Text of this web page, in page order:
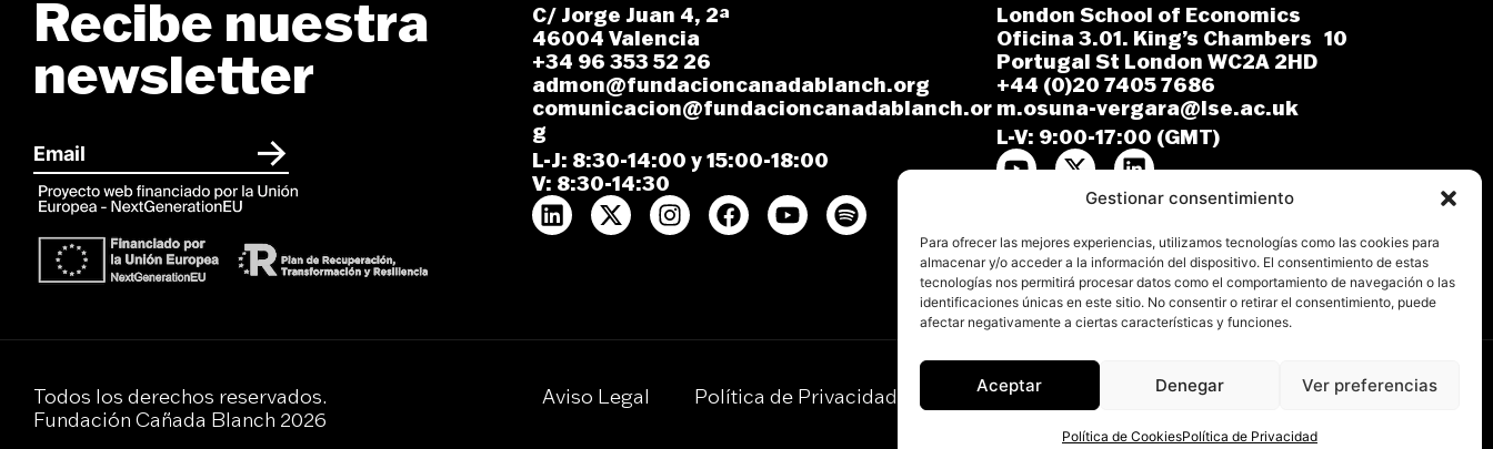
Gestionar consentimiento
Para ofrecer las mejores experiencias, utilizamos tecnologías como las cookies para
almacenar y/o acceder a la información del dispositivo. El consentimiento de estas
tecnologías nos permitirá procesar datos como el comportamiento de navegación o las
identificaciones únicas en este sitio. No consentir o retirar el consentimiento, puede
afectar negativamente a ciertas características y funciones.
Aceptar Denegar Ver preferencias
Política de CookiesPolítica de Privacidad
Recibe nuestra
newsletter
C/ Jorge Juan 4, 2ª
46004 Valencia
+34 96 353 52 26
admon@fundacioncanadablanch.org
comunicacion@fundacioncanadablanch.or
g
L-J: 8:30-14:00 y 15:00-18:00
V: 8:30-14:30
London School of Economics
Oficina 3.01. King’s Chambers 10
Portugal St London WC2A 2HD
+44 (0)20 7405 7686
m.osuna-vergara@lse.ac.uk
L-V: 9:00-17:00 (GMT)
Todos los derechos reservados.
Fundación Cañada Blanch 2026
Aviso Legal Política de Privacidad Política de Cookies Declaración de Accesibilidad